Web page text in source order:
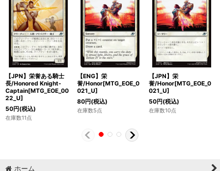
【JPN】栄誉ある騎士
長/Honored Knight-
Captain[MTG_EOE_00
22_U]
50円(税込)
在庫数11点
【ENG】栄
誉/Honor[MTG_EOE_0
021_U]
80円(税込)
在庫数5点
【JPN】栄
誉/Honor[MTG_EOE_0
021_U]
50円(税込)
在庫数10点
ホーム